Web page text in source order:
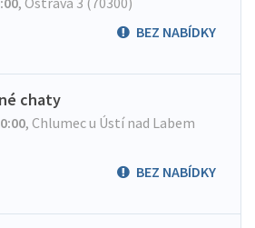
BEZ NABÍDKY
chaty
, Chlumec u Ústí nad Labem
BEZ NABÍDKY